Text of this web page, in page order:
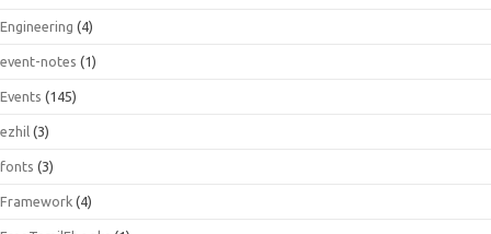
Engineering (4)
event-notes (1)
Events (145)
ezhil (3)
fonts (3)
Framework (4)